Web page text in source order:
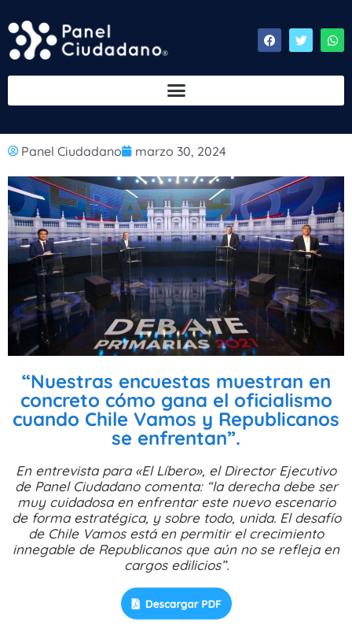
Panel Ciudadano marzo 30, 2024
“Nuestras encuestas muestran en
concreto cómo gana el oficialismo
cuando Chile Vamos y Republicanos
se enfrentan”.
En entrevista para «El Líbero», el Director Ejecutivo
de Panel Ciudadano comenta: “la derecha debe ser
muy cuidadosa en enfrentar este nuevo escenario
de forma estratégica, y sobre todo, unida. El desafío
de Chile Vamos está en permitir el crecimiento
innegable de Republicanos que aún no se refleja en
cargos edilicios”.